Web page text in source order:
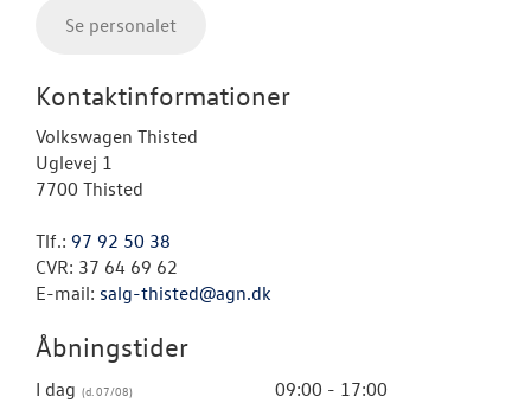
Se personalet
Kontaktinformationer
Volkswagen Thisted
Uglevej 1
7700 Thisted
Tlf.: 97 92 50 38
CVR: 37 64 69 62
E-mail: salg-thisted@agn.dk
Åbningstider
I dag
09:00 - 17:00